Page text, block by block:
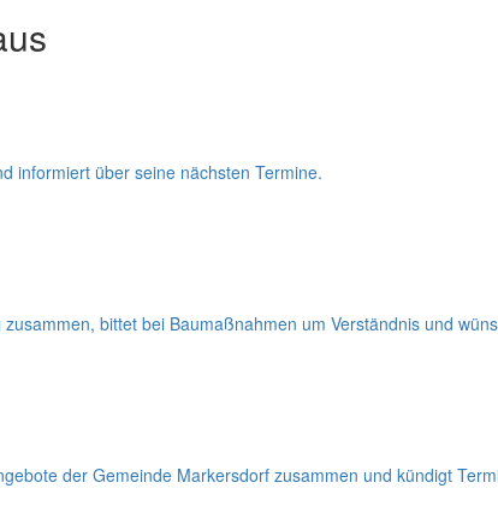
informiert über seine nächsten Termine.
bittet bei Baumaßnahmen um Verständnis und
der Gemeinde Markersdorf zusammen und kündigt